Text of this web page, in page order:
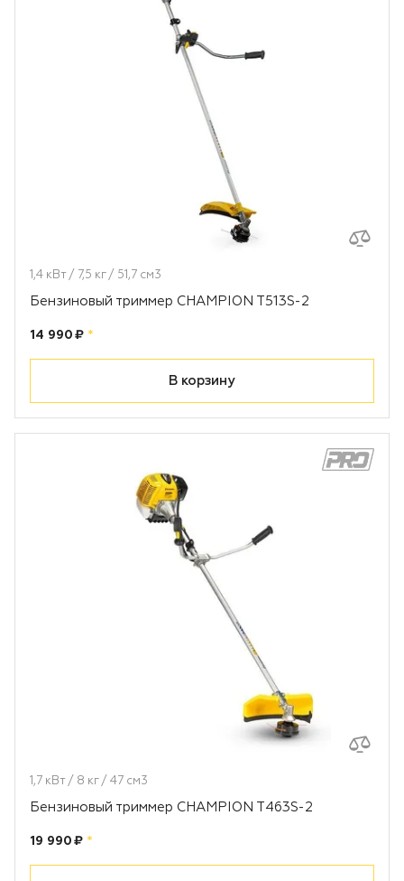
1,4 кВт / 7,5 кг / 51,7 см3
Бензиновый триммер CHAMPION T513S-2
Цена:
14 990 ₽ рублей
*
В корзину
1,7 кВт / 8 кг / 47 см3
Бензиновый триммер CHAMPION T463S-2
Цена:
19 990 ₽ рублей
*